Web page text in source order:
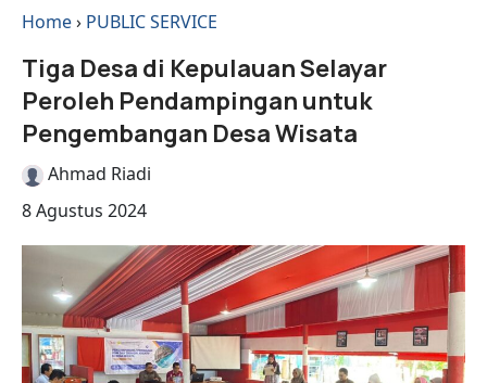
Home› PUBLIC SERVICE
Tiga Desa di Kepulauan Selayar
Peroleh Pendampingan untuk
Pengembangan Desa Wisata
Ahmad Riadi
8 Agustus 2024